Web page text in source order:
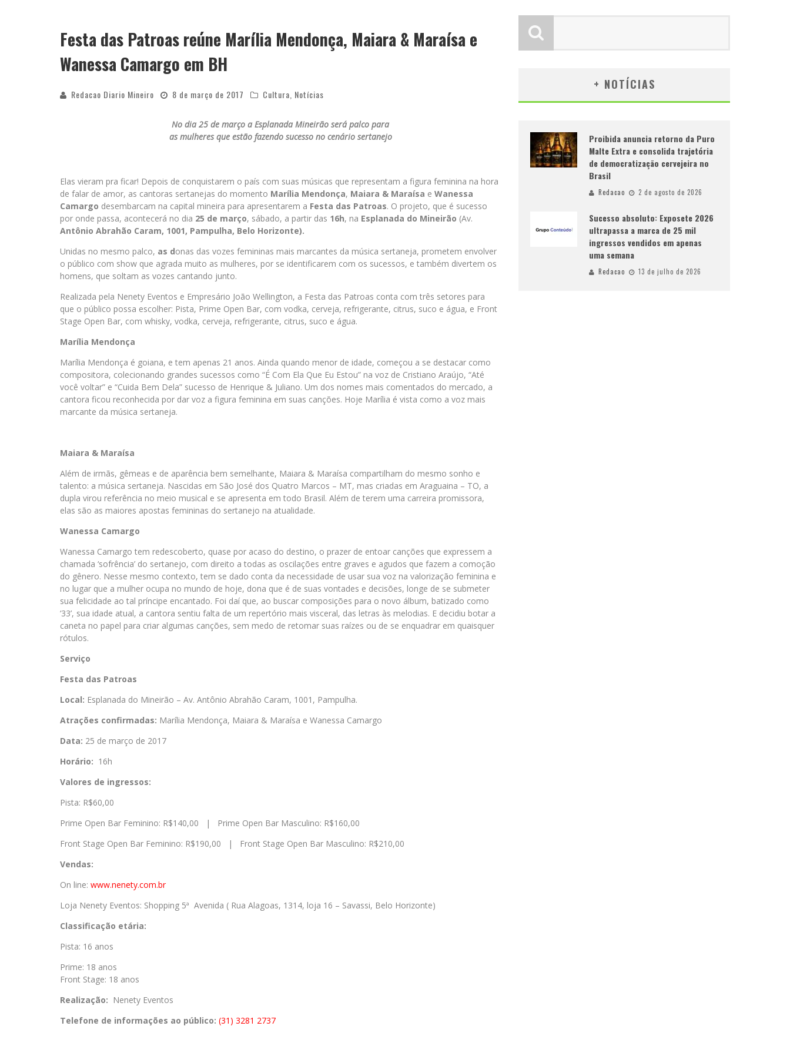
P
ROIBIDA ANUNCIA RETORNO DA PURO MALTE EXTRA E CONSOLIDA TRAJETÓRIA DE DEMOCRATIZAÇÃO CERVEJEIRA NO BRASIL
Festa das Patroas reúne Marília Mendonça, Maiara & Maraísa e
Wanessa Camargo em BH
Redacao Diario Mineiro 8 de março de 2017 Cultura Notícias
No dia 25 de março a Esplanada Mineirão será palco para
as mulheres que estão fazendo sucesso no cenário sertanejo
Elas vieram pra ficar! Depois de conquistarem o país com suas músicas que representam a figura feminina na hora
de falar de amor, as cantoras sertanejas do momento Marília Mendonça, Maiara & Maraísa e Wanessa
Camargo desembarcam na capital mineira para apresentarem a Festa das Patroas. O projeto, que é sucesso
por onde passa, acontecerá no dia 25 de março, sábado, a partir das 16h, na Esplanada do Mineirão (Av.
Antônio Abrahão Caram, 1001, Pampulha, Belo Horizonte).
Unidas no mesmo palco, as donas das vozes femininas mais marcantes da música sertaneja, prometem envolver
o público com show que agrada muito as mulheres, por se identificarem com os sucessos, e também divertem os
homens, que soltam as vozes cantando junto.
Realizada pela Nenety Eventos e Empresário João Wellington, a Festa das Patroas conta com três setores para
que o público possa escolher: Pista, Prime Open Bar, com vodka, cerveja, refrigerante, citrus, suco e água, e Front
Stage Open Bar, com whisky, vodka, cerveja, refrigerante, citrus, suco e água.
Marília Mendonça
Marília Mendonça é goiana, e tem apenas 21 anos. Ainda quando menor de idade, começou a se destacar como
compositora, colecionando grandes sucessos como “É Com Ela Que Eu Estou” na voz de Cristiano Araújo, “Até
você voltar” e “Cuida Bem Dela” sucesso de Henrique & Juliano. Um dos nomes mais comentados do mercado, a
cantora ficou reconhecida por dar voz a figura feminina em suas canções. Hoje Marília é vista como a voz mais
marcante da música sertaneja.
Maiara & Maraísa
Além de irmãs, gêmeas e de aparência bem semelhante, Maiara & Maraísa compartilham do mesmo sonho e
talento: a música sertaneja. Nascidas em São José dos Quatro Marcos – MT, mas criadas em Araguaina – TO, a
dupla virou referência no meio musical e se apresenta em todo Brasil. Além de terem uma carreira promissora,
elas são as maiores apostas femininas do sertanejo na atualidade.
Wanessa Camargo
Wanessa Camargo tem redescoberto, quase por acaso do destino, o prazer de entoar canções que expressem a
chamada ‘sofrência’ do sertanejo, com direito a todas as oscilações entre graves e agudos que fazem a comoção
do gênero. Nesse mesmo contexto, tem se dado conta da necessidade de usar sua voz na valorização feminina e
no lugar que a mulher ocupa no mundo de hoje, dona que é de suas vontades e decisões, longe de se submeter
sua felicidade ao tal príncipe encantado. Foi daí que, ao buscar composições para o novo álbum, batizado como
‘33’, sua idade atual, a cantora sentiu falta de um repertório mais visceral, das letras às melodias. E decidiu botar a
caneta no papel para criar algumas canções, sem medo de retomar suas raízes ou de se enquadrar em quaisquer
rótulos.
Serviço
Festa das Patroas
Local: Esplanada do Mineirão – Av. Antônio Abrahão Caram, 1001, Pampulha.
Atrações confirmadas: Marília Mendonça, Maiara & Maraísa e Wanessa Camargo
Data: 25 de março de 2017
Horário: 16h
Valores de ingressos:
Pista: R$60,00
Prime Open Bar Feminino: R$140,00 | Prime Open Bar Masculino: R$160,00
Front Stage Open Bar Feminino: R$190,00 | Front Stage Open Bar Masculino: R$210,00
Vendas:
On line: www.nenety.com.br
Loja Nenety Eventos: Shopping 5ª Avenida ( Rua Alagoas, 1314, loja 16 – Savassi, Belo Horizonte)
Classificação etária:
Pista: 16 anos
Prime: 18 anos
Front Stage: 18 anos
Realização: Nenety Eventos
Telefone de informações ao público: (31) 3281 2737
+ NOTÍCIAS
Proibida anuncia retorno da Puro
Malte Extra e consolida trajetória
de democratização cervejeira no
Brasil
Redacao 2 de agosto de 2026
Sucesso absoluto: Exposete 2026
ultrapassa a marca de 25 mil
ingressos vendidos em apenas
uma semana
Redacao 13 de julho de 2026